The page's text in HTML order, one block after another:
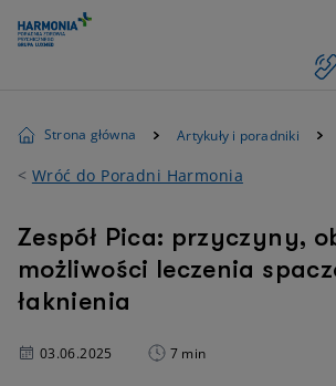
Strona główna Artykuły i poradniki
< Wróć do Poradni Harmonia
Zespół Pica: przyczyny,
możliwości leczenia
łaknienia
03.06.2025 7 min